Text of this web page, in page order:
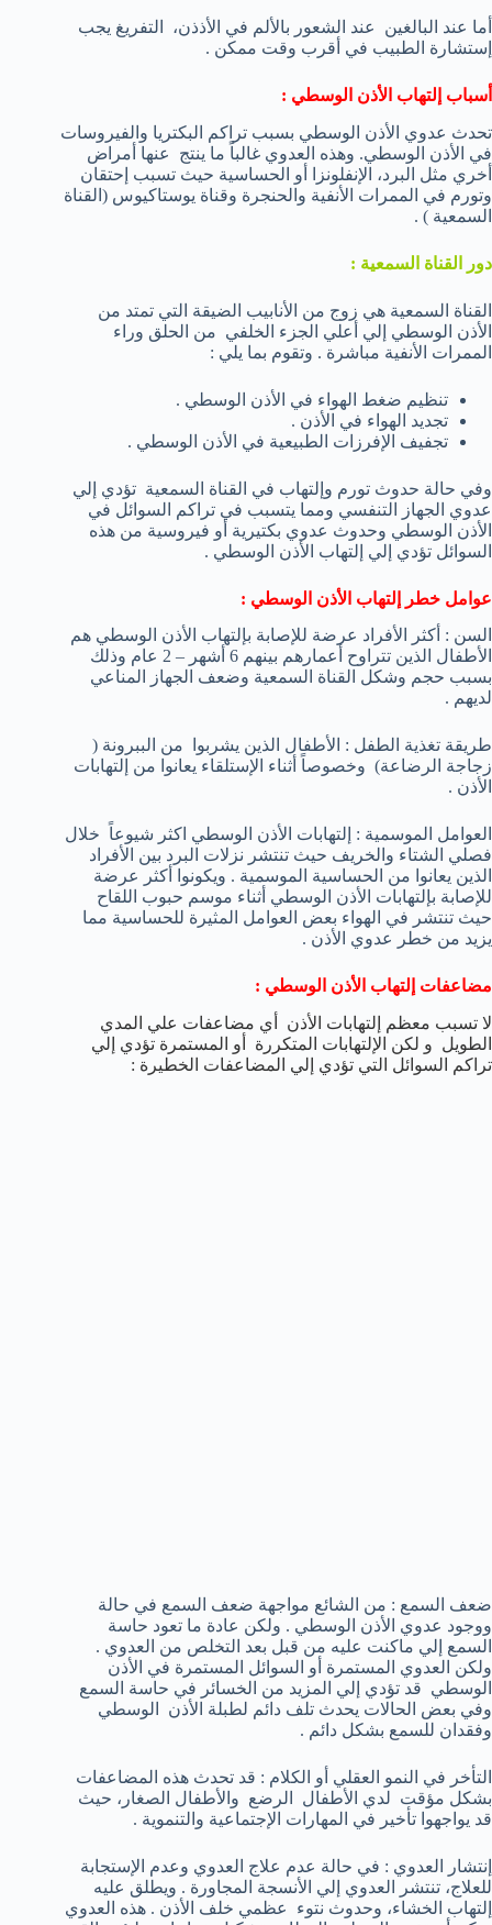
أما عند البالغين عند الشعور بالألم في الأذذن، التفريغ يجب
إستشارة الطبيب في أقرب وقت ممكن .
أسباب إلتهاب الأذن الوسطي :
تحدث عدوي الأذن الوسطي بسبب تراكم البكتريا والفيروسات
في الأذن الوسطي. وهذه العدوي غالباً ما ينتج عنها أمراض
أخري مثل البرد، الإنفلونزا أو الحساسية حيث تسبب إحتقان
وتورم في الممرات الأنفية والحنجرة وقناة يوستاكيوس (القناة
السمعية ) .
دور القناة السمعية :
القناة السمعية هي زوج من الأنابيب الضيقة التي تمتد من
الأذن الوسطي إلي أعلي الجزء الخلفي من الحلق وراء
الممرات الأنفية مباشرة . وتقوم بما يلي :
تنظيم ضغط الهواء في الأذن الوسطي .
تجديد الهواء في الأذن .
تجفيف الإفرزات الطبيعية في الأذن الوسطي .
وفي حالة حدوث تورم وإلتهاب في القناة السمعية تؤدي إلي
عدوي الجهاز التنفسي ومما يتسبب في تراكم السوائل في
الأذن الوسطي وحدوث عدوي بكتيرية أو فيروسية من هذه
السوائل تؤدي إلي إلتهاب الأذن الوسطي .
عوامل خطر إلتهاب الأذن الوسطي :
السن : أكثر الأفراد عرضة للإصابة بإلتهاب الأذن الوسطي هم
الأطفال الذين تتراوح أعمارهم بينهم 6 أشهر – 2 عام وذلك
بسبب حجم وشكل القناة السمعية وضعف الجهاز المناعي
لديهم .
طريقة تغذية الطفل : الأطفال الذين يشربوا من الببرونة (
زجاجة الرضاعة) وخصوصاً أثناء الإستلقاء يعانوا من إلتهابات
الأذن .
العوامل الموسمية : إلتهابات الأذن الوسطي اكثر شيوعاً خلال
فصلي الشتاء والخريف حيث تنتشر نزلات البرد بين الأفراد
الذين يعانوا من الحساسية الموسمية . ويكونوا أكثر عرضة
للإصابة بإلتهابات الأذن الوسطي أثناء موسم حبوب اللقاح
حيث تنتشر في الهواء بعض العوامل المثيرة للحساسية مما
يزيد من خطر عدوي الأذن .
مضاعفات إلتهاب الأذن الوسطي :
لا تسبب معظم إلتهابات الأذن أي مضاعفات علي المدي
الطويل و لكن الإلتهابات المتكررة أو المستمرة تؤدي إلي
تراكم السوائل التي تؤدي إلي المضاعفات الخطيرة :
ضعف السمع : من الشائع مواجهة ضعف السمع في حالة
ووجود عدوي الأذن الوسطي . ولكن عادة ما تعود حاسة
السمع إلي ماكنت عليه من قبل بعد التخلص من العدوي .
ولكن العدوي المستمرة أو السوائل المستمرة في الأذن
الوسطي قد تؤدي إلي المزيد من الخسائر في حاسة السمع
وفي بعض الحالات يحدث تلف دائم لطبلة الأذن الوسطي
وفقدان للسمع بشكل دائم .
التأخر في النمو العقلي أو الكلام : قد تحدث هذه المضاعفات
بشكل مؤقت لدي الأطفال الرضع والأطفال الصغار، حيث
قد يواجهوا تأخير في المهارات الإجتماعية والتنموية .
إنتشار العدوي : في حالة عدم علاج العدوي وعدم الإستجابة
للعلاج، تنتشر العدوي إلي الأنسجة المجاورة . ويطلق عليه
إلتهاب الخشاء، وحدوث نتوء عظمي خلف الأذن . هذه العدوي